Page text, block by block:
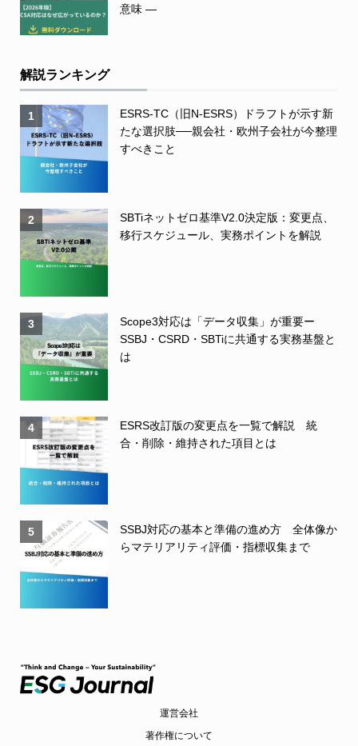
意味 ―
解説ランキング
1
ESRS-TC（旧N-ESRS）ドラフトが示す新
たな選択肢──親会社・欧州子会社が今整理
すべきこと
2
SBTiネットゼロ基準V2.0決定版：変更点、
移行スケジュール、実務ポイントを解説
3
Scope3対応は「データ収集」が重要ー
SSBJ・CSRD・SBTiに共通する実務基盤と
は
4
ESRS改訂版の変更点を一覧で解説 統
合・削除・維持された項目とは
5
SSBJ対応の基本と準備の進め方 全体像か
らマテリアリティ評価・指標収集まで
運営会社
著作権について